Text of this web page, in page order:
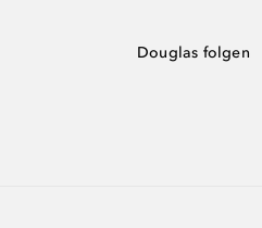
Douglas folgen